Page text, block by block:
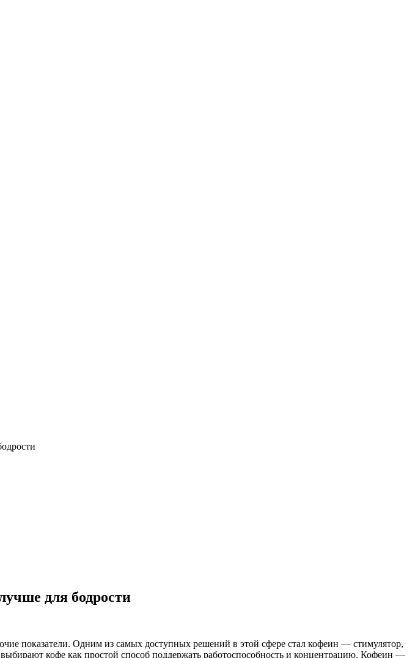
для бодрости
показатели. Одним из самых доступных решений в этой сфере стал кофеин — стимулятор,
кофе как простой способ поддержать работоспособность и концентрацию. Кофеин —